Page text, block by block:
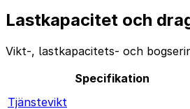
Lastkapacitet och
Vikt-, lastkapacitets- och
Specifikation
Tjänstevikt